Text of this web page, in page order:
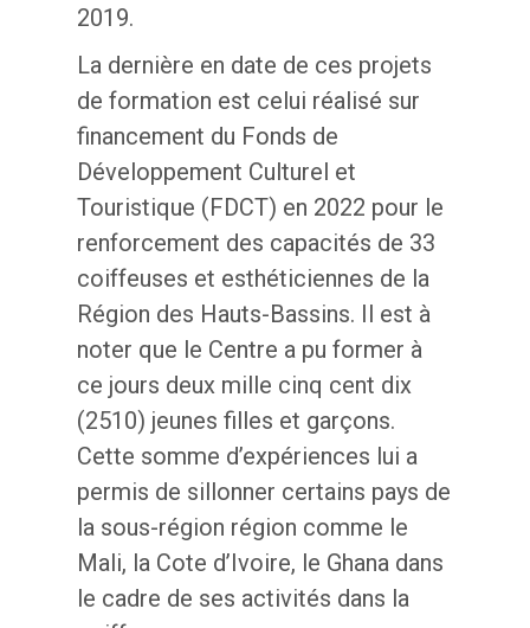
2019.
La dernière en date de ces projets
de formation est celui réalisé sur
financement du Fonds de
Développement Culturel et
Touristique (FDCT) en 2022 pour le
renforcement des capacités de 33
coiffeuses et esthéticiennes de la
Région des Hauts-Bassins. Il est à
noter que le Centre a pu former à
ce jours deux mille cinq cent dix
(2510) jeunes filles et garçons.
Cette somme d’expériences lui a
permis de sillonner certains pays de
la sous-région région comme le
Mali, la Cote d’Ivoire, le Ghana dans
le cadre de ses activités dans la